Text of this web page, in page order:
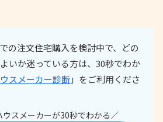
の注文住宅購入を検討中で、どの
いか迷っている方は、30秒でわか
スメーカー診断」をご利用くださ
スメーカーが30秒でわかる／